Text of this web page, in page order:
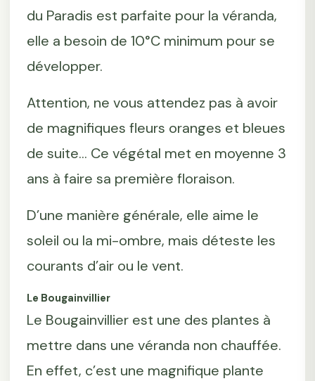
du Paradis est parfaite pour la véranda,
elle a besoin de 10°C minimum pour se
développer.
Attention, ne vous attendez pas à avoir
de magnifiques fleurs oranges et bleues
de suite... Ce végétal met en moyenne 3
ans à faire sa première floraison.
D’une manière générale, elle aime le
soleil ou la mi-ombre, mais déteste les
courants d’air ou le vent.
Le Bougainvillier
Le Bougainvillier est une des plantes à
mettre dans une véranda non chauffée.
En effet, c’est une magnifique plante